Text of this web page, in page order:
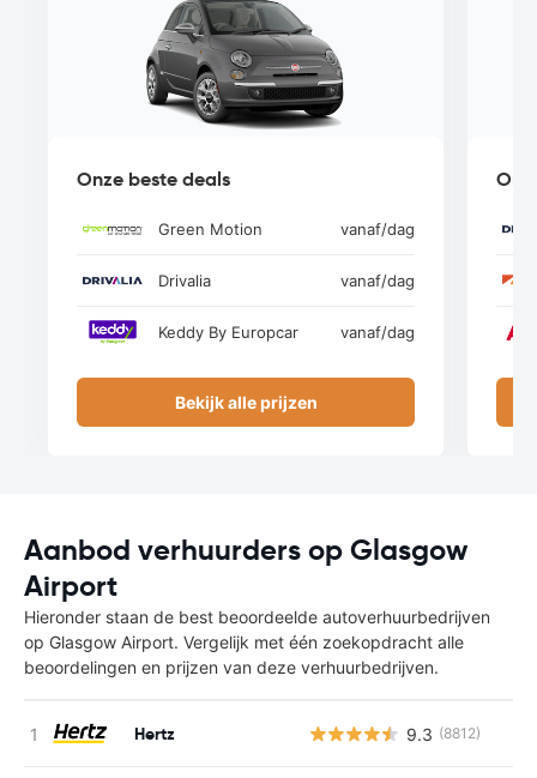
Onze beste deals
Green Motion vanaf/dag
Drivalia vanaf/dag
Keddy By Europcar vanaf/dag
Bekijk alle prijzen
Aanbod verhuurders op Glasgow
Airport
Hieronder staan de best beoordeelde autoverhuurbedrijven
op Glasgow Airport. Vergelijk met één zoekopdracht alle
beoordelingen en prijzen van deze verhuurbedrijven.
Hertz 9.3 (8812)